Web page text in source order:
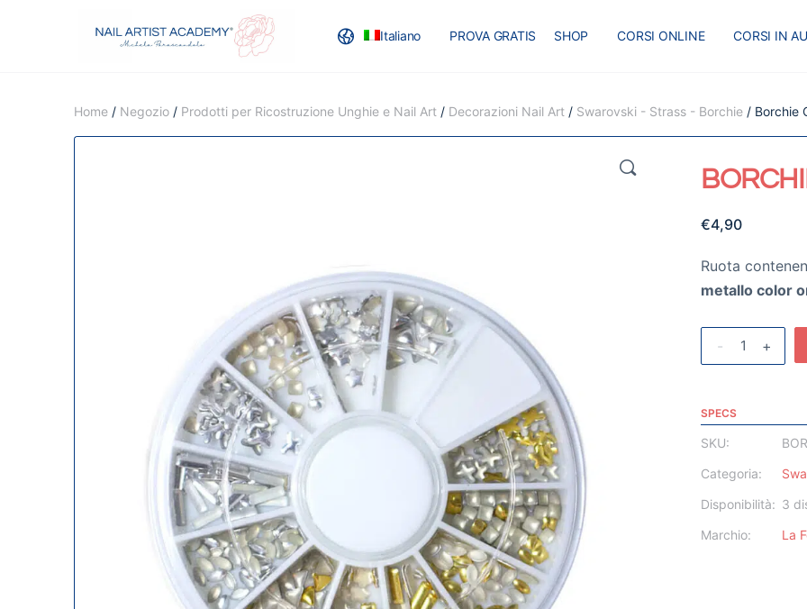
Italiano PROVA GRATIS SHOP CORSI ONLINE CORSI IN
RECENSIONI MASTER BLOG
Home / Negozio / Prodotti per Ricostruzione Unghie e Nail Art / Decorazioni Nail Art / Swarovski - Strass - Borchie / Borchie
🔍
€4,90
Ruota
metallo color
- +
SPECS
SKU:
Categoria:
Disponibilità: 3
Marchio:
La